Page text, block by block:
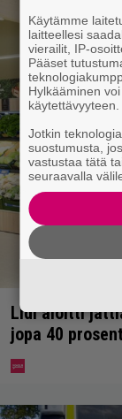
Lidl aloitti
jopa 40
Käytämme
laitteellesi
vierailit, IP-
Pääset
Hylkääminen
käytettävyyteen.
Jotkin
suostumusta,
vastustaa tätä
seuraavalla